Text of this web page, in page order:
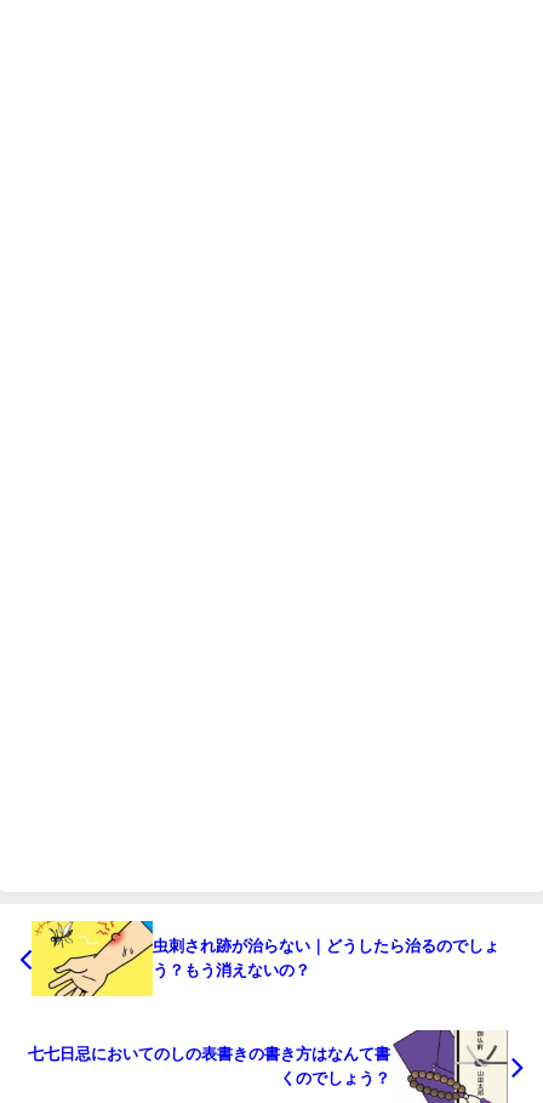
虫刺され跡が治らない｜どうしたら治るのでしょ
う？もう消えないの？
七七日忌においてのしの表書きの書き方はなんて書
くのでしょう？